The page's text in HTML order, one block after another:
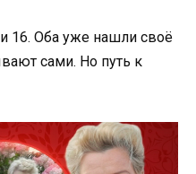
16. Оба уже нашли своё
сами. Но путь к